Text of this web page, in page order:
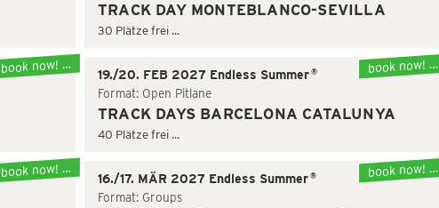
TRACK DAY MONTEBLANCO-SEVILLA
30 Plätze frei ...
book now! … book now! …
19./20. FEB 2027 Endless Summer ®
Format: Open Pitlane
TRACK DAYS BARCELONA CATALUNYA
40 Plätze frei ...
book now! … book now! …
16./17. MÄR 2027 Endless Summer ®
Format: Groups